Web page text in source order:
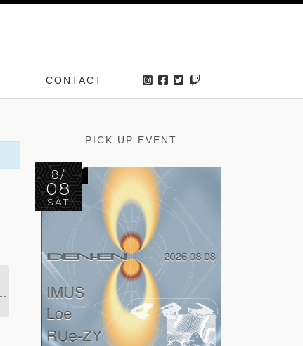
CONTACT
PICK UP EVENT
8/
08
SAT